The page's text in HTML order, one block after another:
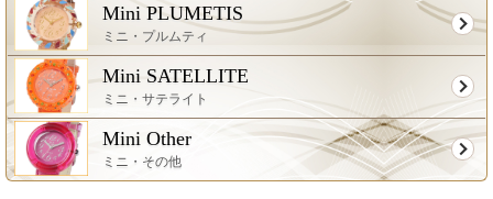
Mini PLUMETIS
ミニ・プルムティ
Mini SATELLITE
ミニ・サテライト
Mini Other
ミニ・その他